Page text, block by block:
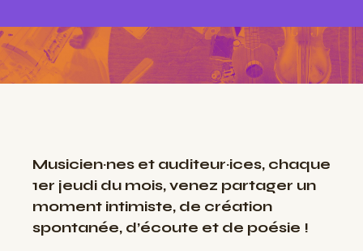
Musicien·nes et auditeur·ices, chaque
1er jeudi du mois, venez partager un
moment intimiste, de création
spontanée, d’écoute et de poésie !